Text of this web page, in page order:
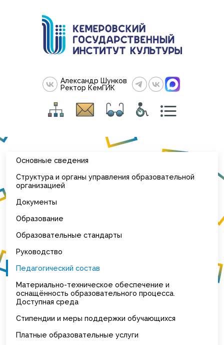
Александр Шунков
Ректор КемГИК
Основные сведения
Структура и органы управления образовательной
организацией
Документы
Образование
Образовательные стандарты
Руководство
Педагогический состав
Материально-техническое обеспечение и
оснащённость образовательного процесса.
Доступная среда
Стипендии и меры поддержки обучающихся
Платные образовательные услуги